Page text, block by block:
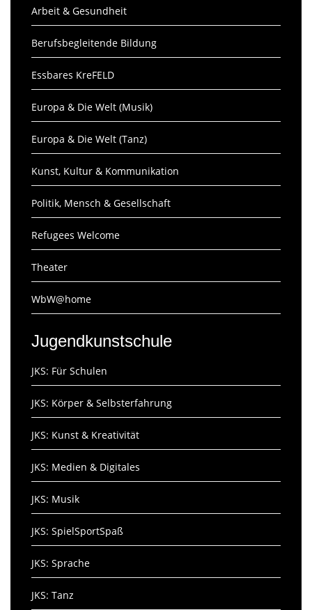
Arbeit & Gesundheit
Berufsbegleitende Bildung
Essbares KreFELD
Europa & Die Welt (Musik)
Europa & Die Welt (Tanz)
Kunst, Kultur & Kommunikation
Politik, Mensch & Gesellschaft
Refugees Welcome
Theater
WbW@home
Jugendkunstschule
JKS: Für Schulen
JKS: Körper & Selbsterfahrung
JKS: Kunst & Kreativität
JKS: Medien & Digitales
JKS: Musik
JKS: SpielSportSpaß
JKS: Sprache
JKS: Tanz